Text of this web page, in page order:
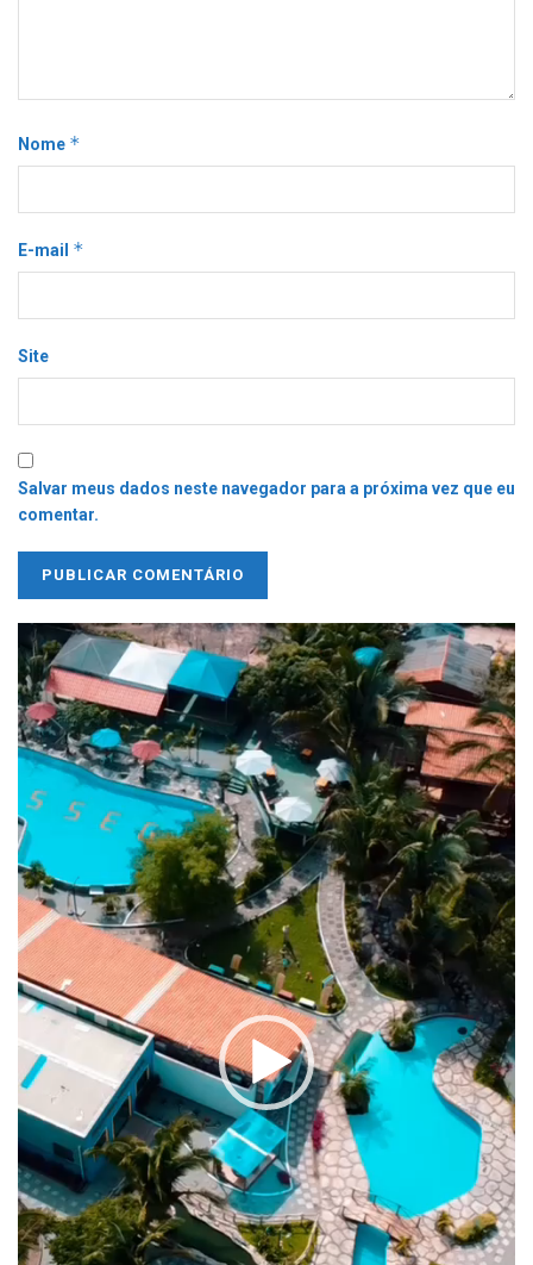
Nome *
E-mail *
Site
Salvar meus dados neste navegador para a próxima vez que eu
comentar.
Tocador
de
vídeo